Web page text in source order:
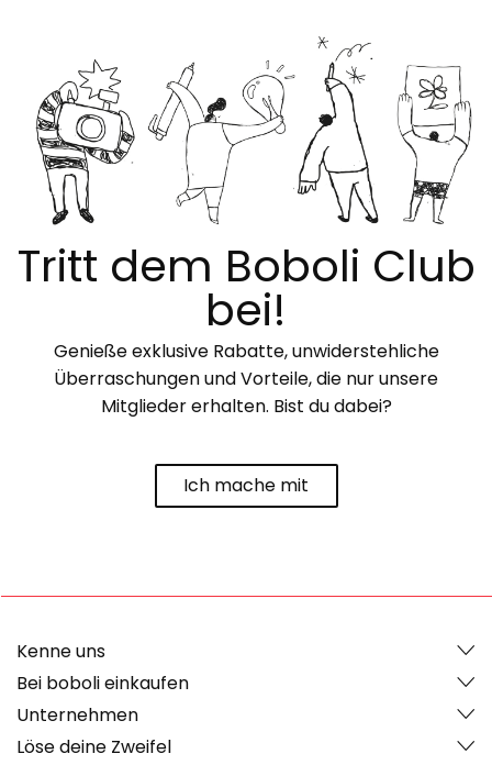
Tritt dem Boboli Club
bei!
Genieße exklusive Rabatte, unwiderstehliche
Überraschungen und Vorteile, die nur unsere
Mitglieder erhalten. Bist du dabei?
Ich mache mit
Kenne uns
Bei boboli einkaufen
Unternehmen
Löse deine Zweifel